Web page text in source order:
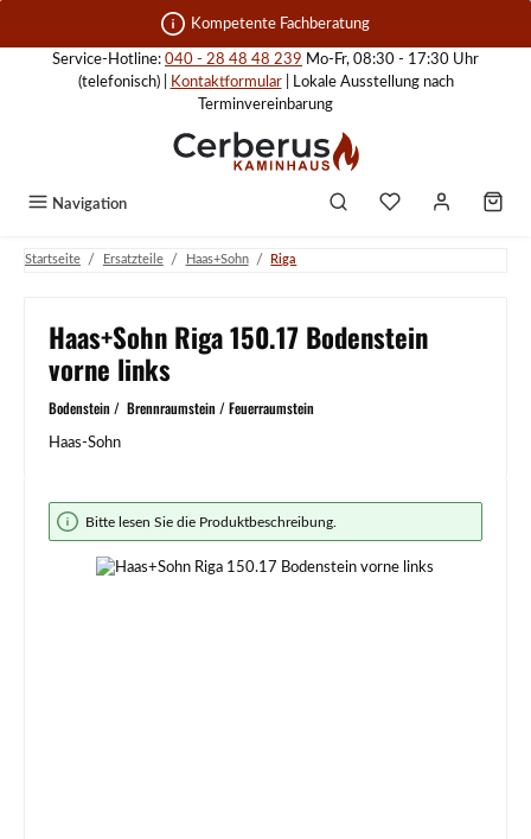
Zum Hauptinhalt springen Kompetente Fachberatung
Service-Hotline: 040 - 28 48 48 239 Mo-Fr, 08:30 - 17:30 Uhr
(telefonisch) |
Kontaktformular| Lokale Ausstellung nach
Terminvereinbarung
Navigation
Startseite / Ersatzteile / Haas+Sohn / Riga
Haas+Sohn Riga 150.17 Bodenstein
vorne links
Bodenstein / Brennraumstein / Feuerraumstein
Haas-Sohn
Bildergalerie überspringen
Bitte lesen Sie die Produktbeschreibung.